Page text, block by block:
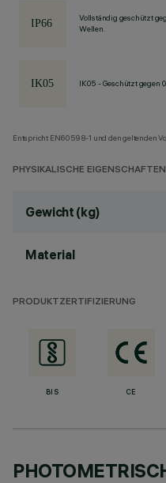
Vollständig geschützt
Wellen.
IK05 - Geschützt gegen
Entspricht EN60598-1 und den geltenden
PHYSIKALISCHE EIGENSCHAFTEN
Gewicht (kg)
Material
PRODUKTZERTIFIZIERUNG
BIS CE